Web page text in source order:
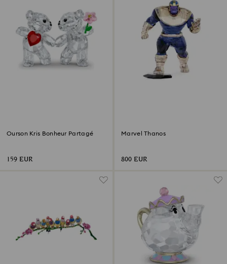
Ourson Kris Bonheur Partagé
159 EUR
Marvel Thanos
800 EUR